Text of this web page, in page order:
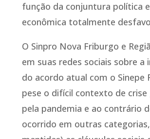
função da conjuntura política e
econômica totalmente
O Sinpro Nova Friburgo e
em suas redes sociais sobre a
do acordo atual com o Sinepe
pese o difícil contexto de crise
pela pandemia e ao contrário
ocorrido em outras